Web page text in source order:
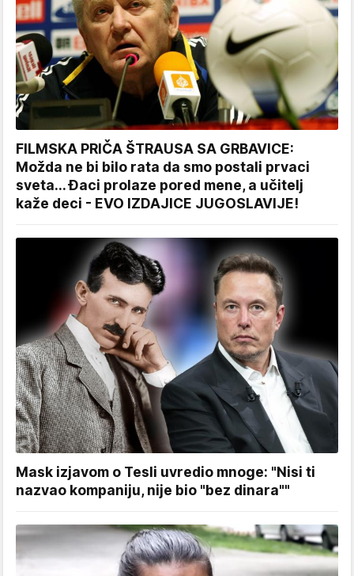
FILMSKA PRIČA ŠTRAUSA SA GRBAVICE:
Možda ne bi bilo rata da smo postali prvaci
sveta... Đaci prolaze pored mene, a učitelj
kaže deci - EVO IZDAJICE JUGOSLAVIJE!
Mask izjavom o Tesli uvredio mnoge: "Nisi ti
nazvao kompaniju, nije bio "bez dinara""